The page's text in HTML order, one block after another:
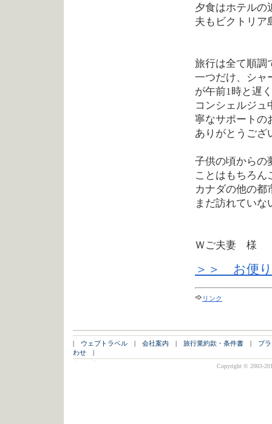
夕食はホテルの
夫もビクトリア
旅行は全て順調
一つだけ、シャ
が午前1時と遅
コンシェルジュ
寧なサポートの
ありがとうござ
子供の頃からの
ことはもちろん
カナダの他の都
まだ訪れてい
Ｗご夫妻 様
＞＞ お便
リンク
| ウェブトラベル | 会社案内 | 旅行業約款・条件書 | プ
わせ |
Copyright © 2003-